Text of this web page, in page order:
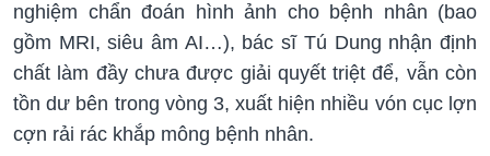
nghiệm chẩn đoán hình ảnh cho bệnh nhân (bao
gồm MRI, siêu âm AI…), bác sĩ Tú Dung nhận định
chất làm đầy chưa được giải quyết triệt để, vẫn còn
tồn dư bên trong vòng 3, xuất hiện nhiều vón cục lợn
cợn rải rác khắp mông bệnh nhân.